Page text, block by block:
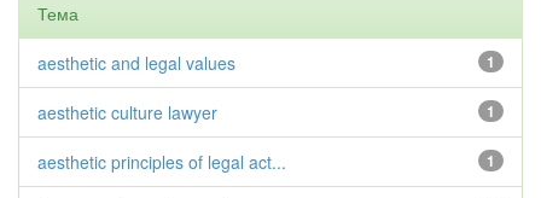
Тема
1
aesthetic and legal values
1
aesthetic culture lawyer
1
aesthetic principles of legal act...